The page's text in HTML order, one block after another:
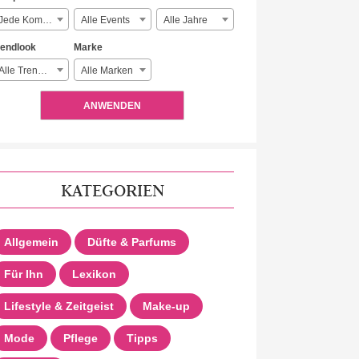
Jede Komplexität Alle Events Alle Jahre
Alle Trendlooks
Marke
Alle Marken
ANWENDEN
KATEGORIEN
Allgemein Düfte & Parfums
Für Ihn Lexikon
Lifestyle & Zeitgeist Make-up
Mode Pflege Tipps